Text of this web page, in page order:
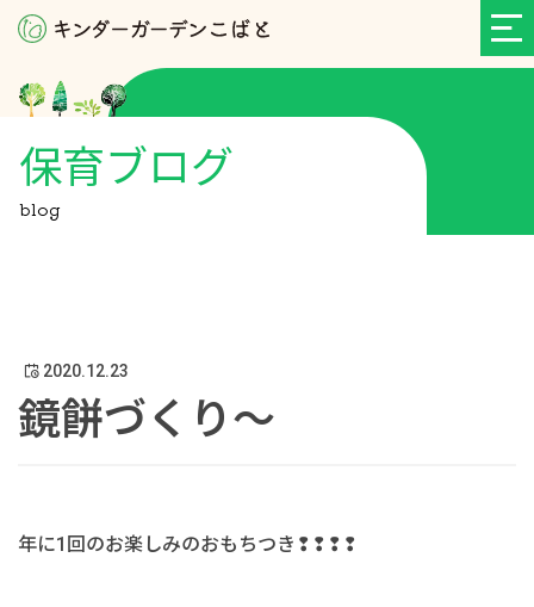
保育ブログ
blog
2020.12.23
鏡餅づくり～
年に1回のお楽しみのおもちつき❢❢❢❢